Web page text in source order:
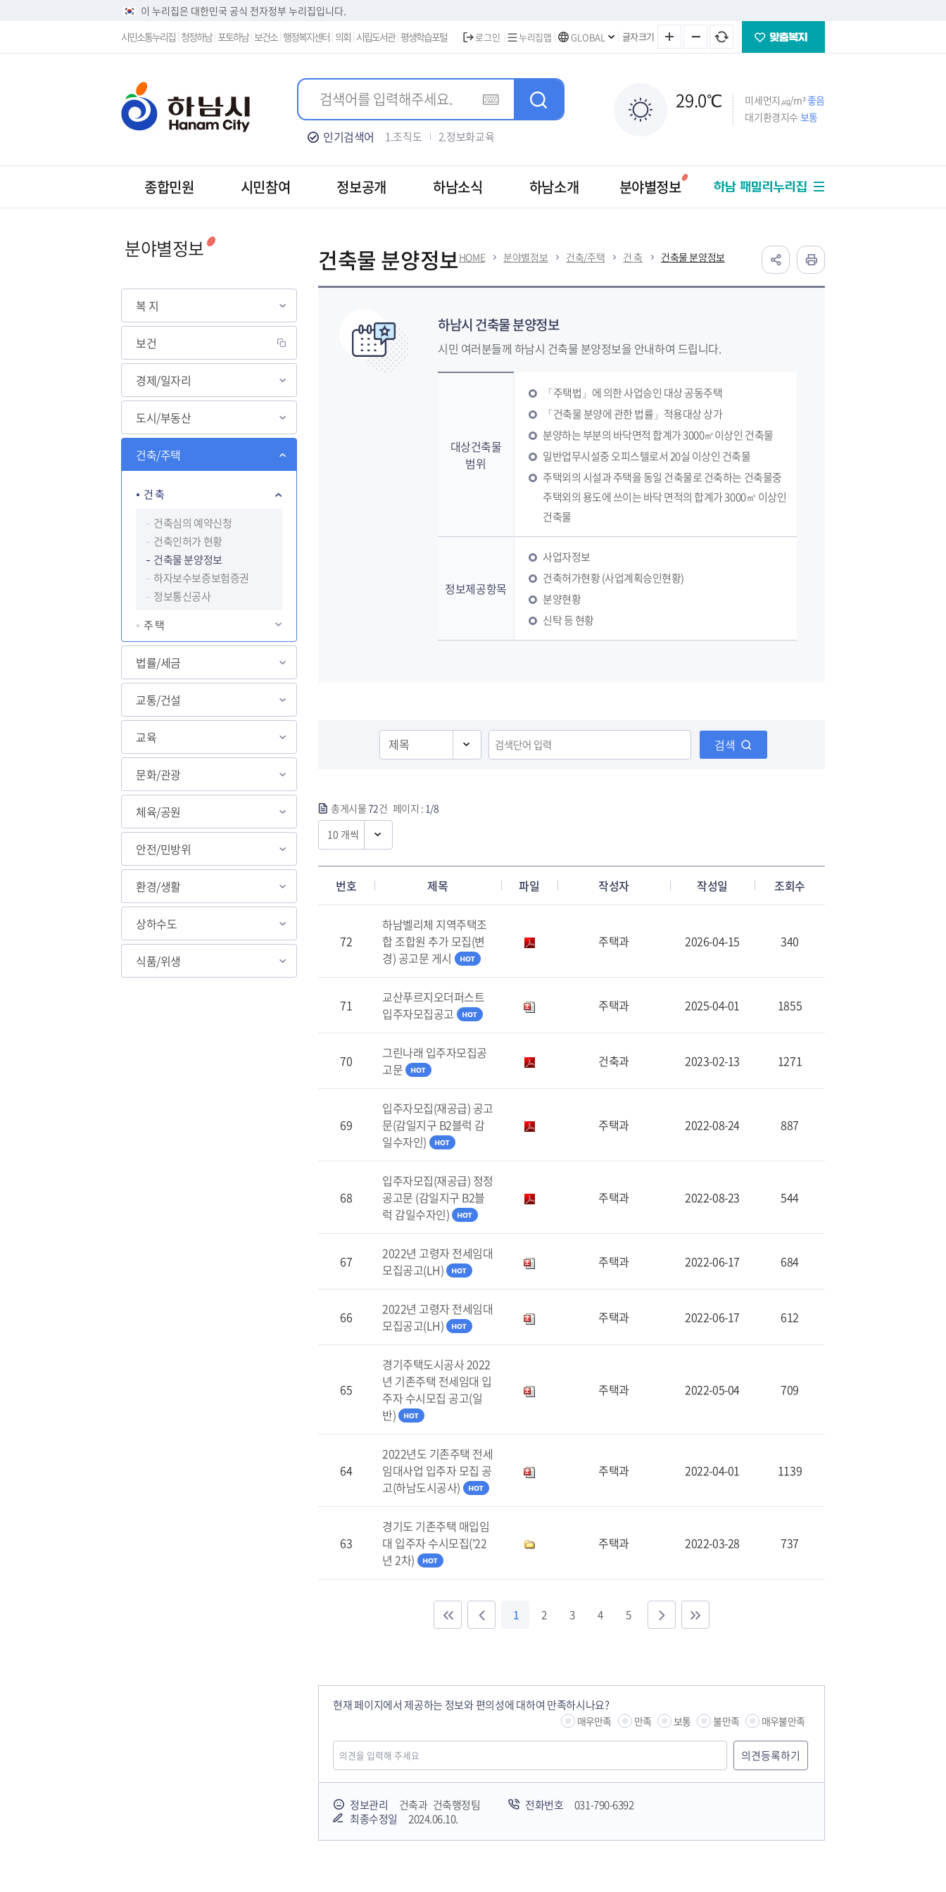
이 누리집은 대한민국 공식 전자정부 누리집입니다.
시민소통누리집 청정하남 포토하남 보건소 행정복지센터 의회 시립도서관 평생학습포털 로그인 누리집맵 GLOBAL 글자크기
인기검색어 1.조직도
2.정보화교육
5.하남신문고
29.0℃ 미세먼지㎍/m³좋음
대기환경지수 보통
종합민원 시민참여 정보공개 하남소식 하남소개 분야별정보
도약하는 하남
복 지
교육 안전/민방위 환경/생활 상하수도
하남 패밀리누리집
분야별정보
복 지
보건
경제/일자리
도시/부동산
건축/주택
건 축
건축심의 예약신청
건축인허가 현황
건축물 분양정보
하자보수보증보험증권
정보통신공사
주 택
법률/세금
교통/건설
교육
문화/관광
체육/공원
안전/민방위
환경/생활
상하수도
식품/위생
건축물 분양정보HOME 분야별정보 건축/주택 건 축 건축물 분양정보
하남시 건축물 분양정보
시민 여러분들께 하남시 건축물 분양정보을 안내하여 드립니다.
대상건축물
범위
「주택법」에 의한 사업승인 대상 공동주택
「건축물 분양에 관한 법률」적용대상 상가
분양하는 부분의 바닥면적 합계가 3000㎡이상인 건축물
일반업무시설중 오피스텔로서 20실 이상인 건축물
주택외의 시설과 주택을 동일 건축물로 건축하는 건축물중
주택외의 용도에 쓰이는 바닥 면적의 합계가 3000㎡ 이상인
건축물
정보제공항목
사업자정보
건축허가현황 (사업계획승인현황)
분양현황
신탁 등 현황
검색
총게시물72건 페이지 : 1/8
번호 제목 파일 작성자 작성일 조회수
72
하남벨리체 지역주택조
합 조합원 추가 모집(변
경) 공고문 게시
주택과 2026-04-15 340
71
교산푸르지오더퍼스트
입주자모집공고
주택과 2025-04-01 1855
70
그린나래 입주자모집공
고문
건축과 2023-02-13 1271
69
입주자모집(재공급) 공고
문(감일지구 B2블럭 감
일수자인)
주택과 2022-08-24 887
68
입주자모집(재공급) 정정
공고문 (감일지구 B2블
럭 감일수자인)
주택과 2022-08-23 544
67
2022년 고령자 전세임대
모집공고(LH)
주택과 2022-06-17 684
66
2022년 고령자 전세임대
모집공고(LH)
주택과 2022-06-17 612
65
경기주택도시공사 2022
년 기존주택 전세임대 입
주자 수시모집 공고(일
반)
주택과 2022-05-04 709
64
2022년도 기존주택 전세
임대사업 입주자 모집 공
고(하남도시공사)
주택과 2022-04-01 1139
63
경기도 기존주택 매입임
대 입주자 수시모집('22
년 2차)
주택과 2022-03-28 737
1 2 3 4 5
현재 페이지에서 제공하는 정보와 편의성에 대하여 만족하시나요?
매우만족 만족 보통 불만족 매우불만족
정보관리 건축과 건축행정팀 전화번호
031-790-6392
최종수정일
2024.06.10.
하남시청소년상담복지센터